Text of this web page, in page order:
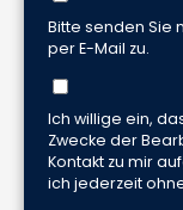
Bitte senden Sie
per E-Mail zu.
Ich willige ein,
Zwecke der
Kontakt zu mir
ich jederzeit